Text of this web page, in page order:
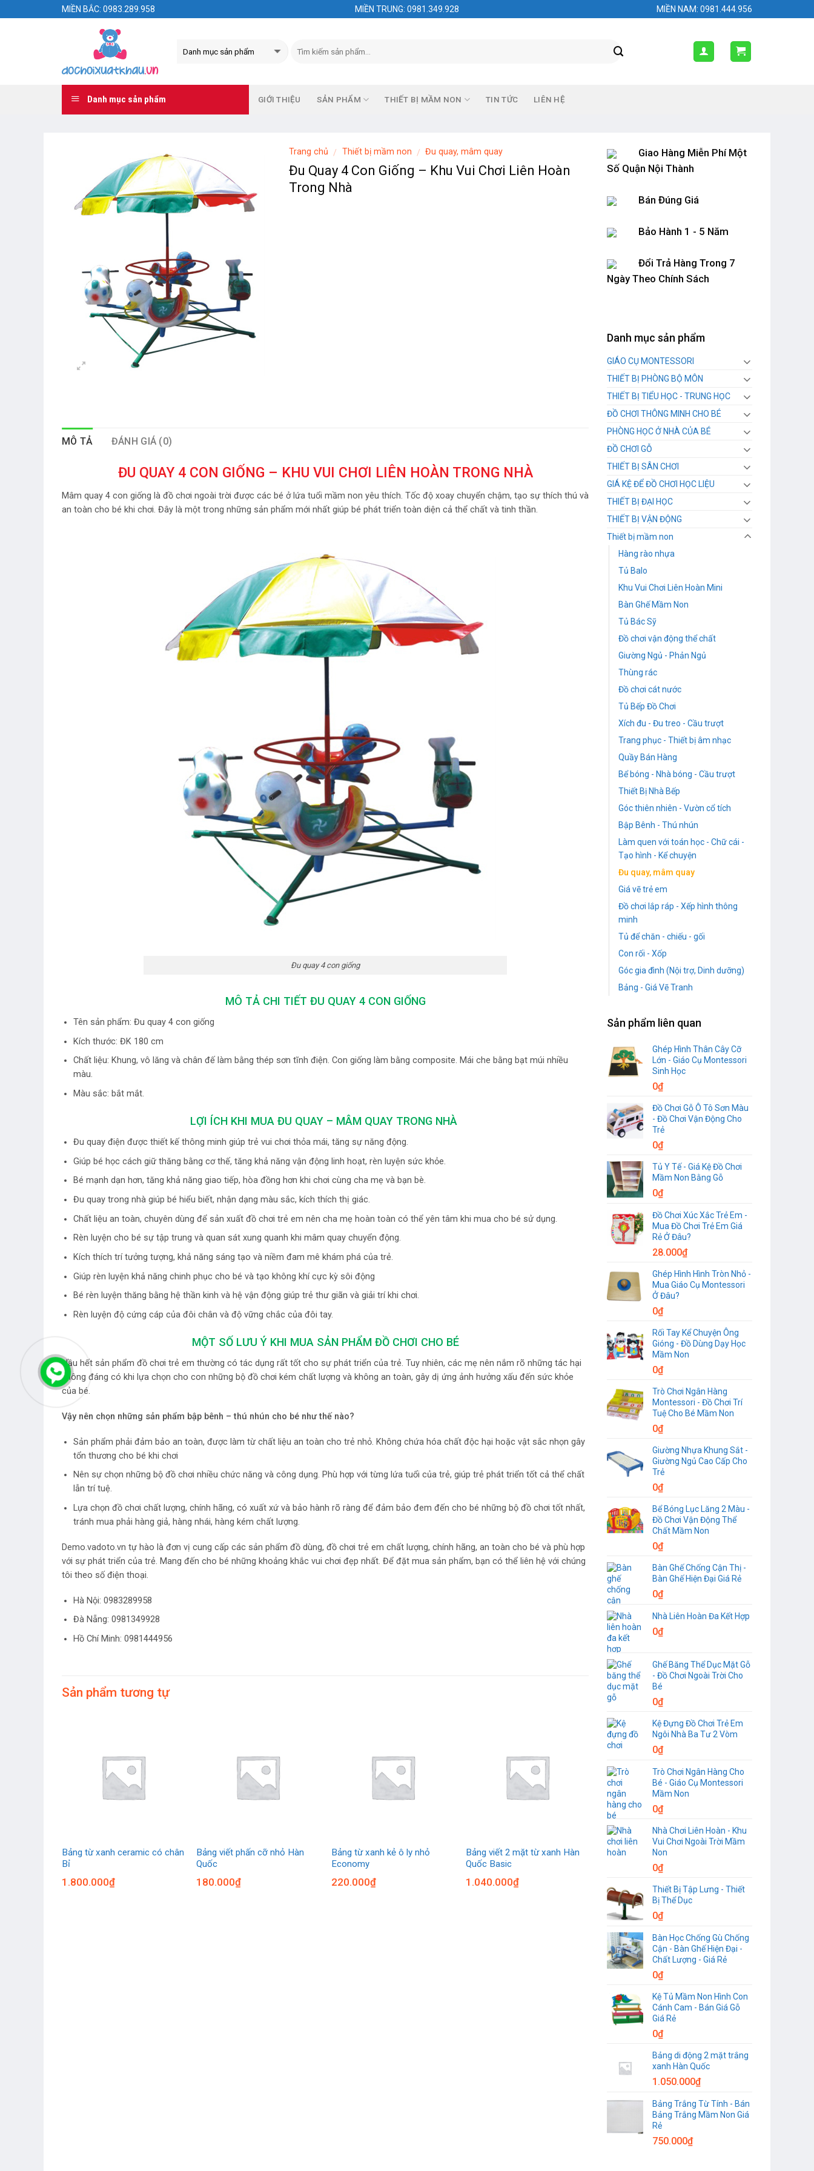
MIỀN BẮC: 0983.289.958 MIỀN TRUNG: 0981.349.928 MIỀN NAM: 0981.444.956
Danh mục sản phẩm GIỚI THIỆU SẢN PHẨM THIẾT BỊ MẦM NON TIN TỨC LIÊN HỆ
Trang chủ / Thiết bị mầm non / Đu quay, mâm quay
Đu Quay 4 Con Giống – Khu Vui Chơi Liên Hoàn
Trong Nhà
MÔ TẢ ĐÁNH GIÁ (0)
ĐU QUAY 4 CON GIỐNG – KHU VUI CHƠI LIÊN HOÀN TRONG NHÀ
Mâm quay 4 con giống là đồ chơi ngoài trời được các bé ở lứa tuổi mầm non yêu thích. Tốc độ xoay chuyển chậm, tạo sự thích thú và
an toàn cho bé khi chơi. Đây là một trong những sản phẩm mới nhất giúp bé phát triển toàn diện cả thể chất và tinh thần.
Đu quay 4 con giống
MÔ TẢ CHI TIẾT ĐU QUAY 4 CON GIỐNG
Tên sản phẩm: Đu quay 4 con giống
Kích thước: ĐK 180 cm
Chất liệu: Khung, vô lăng và chân đế làm bằng thép sơn tĩnh điện. Con giống làm bằng composite. Mái che bằng bạt múi nhiều
màu.
Màu sắc: bắt mắt.
LỢI ÍCH KHI MUA ĐU QUAY – MÂM QUAY TRONG NHÀ
Đu quay điện được thiết kế thông minh giúp trẻ vui chơi thỏa mái, tăng sự năng động.
Giúp bé học cách giữ thăng bằng cơ thế, tăng khả năng vận động linh hoạt, rèn luyện sức khỏe.
Bé mạnh dạn hơn, tăng khả năng giao tiếp, hòa đồng hơn khi chơi cùng cha mẹ và bạn bè.
Đu quay trong nhà giúp bé hiểu biết, nhận dạng màu sắc, kích thích thị giác.
Chất liệu an toàn, chuyên dùng để sản xuất đồ chơi trẻ em nên cha mẹ hoàn toàn có thể yên tâm khi mua cho bé sử dụng.
Rèn luyện cho bé sự tập trung và quan sát xung quanh khi mâm quay chuyển động.
Kích thích trí tưởng tượng, khả năng sáng tạo và niềm đam mê khám phá của trẻ.
Giúp rèn luyện khả năng chinh phục cho bé và tạo không khí cực kỳ sôi động
Bé rèn luyện thăng bằng hệ thần kinh và hệ vận động giúp trẻ thư giãn và giải trí khi chơi.
Rèn luyện độ cứng cáp của đôi chân và độ vững chắc của đôi tay.
MỘT SỐ LƯU Ý KHI MUA SẢN PHẨM ĐỒ CHƠI CHO BÉ
Hầu hết sản phẩm đồ chơi trẻ em thường có tác dụng rất tốt cho sự phát triển của trẻ. Tuy nhiên, các mẹ nên nắm rõ những tác hại
không đáng có khi lựa chọn cho con những bộ đồ chơi kém chất lượng và không an toàn, gây dị ứng ảnh hưởng xấu đến sức khỏe
của bé.
Vậy nên chọn những sản phẩm bập bênh – thú nhún cho bé như thế nào?
Sản phẩm phải đảm bảo an toàn, được làm từ chất liệu an toàn cho trẻ nhỏ. Không chứa hóa chất độc hại hoặc vật sắc nhọn gây
tổn thương cho bé khi chơi
Nên sự chọn những bộ đồ chơi nhiều chức năng và công dụng. Phù hợp với từng lứa tuổi của trẻ, giúp trẻ phát triển tốt cả thể chất
lẫn trí tuệ.
Lựa chọn đồ chơi chất lượng, chính hãng, có xuất xứ và bảo hành rõ ràng để đảm bảo đem đến cho bé những bộ đồ chơi tốt nhất,
tránh mua phải hàng giả, hàng nhái, hàng kém chất lượng.
Demo.vadoto.vn tự hào là đơn vị cung cấp các sản phẩm đồ dùng, đồ chơi trẻ em chất lượng, chính hãng, an toàn cho bé và phù hợp
với sự phát triển của trẻ. Mang đến cho bé những khoảng khắc vui chơi đẹp nhất. Để đặt mua sản phẩm, bạn có thể liên hệ với chúng
tôi theo số điện thoại.
Hà Nội: 0983289958
Đà Nẵng: 0981349928
Hồ Chí Minh: 0981444956
Sản phẩm tương tự
Bảng từ xanh ceramic có chân
Bỉ
1.800.000₫
Bảng viết phấn cỡ nhỏ Hàn
Quốc
180.000₫
Bảng từ xanh kẻ ô ly nhỏ
Economy
220.000₫
Bảng viết 2 mặt từ xanh Hàn
Quốc Basic
1.040.000₫
Giao Hàng Miễn Phí Một
Số Quận Nội Thành
Bán Đúng Giá
Bảo Hành 1 - 5 Năm
Đổi Trả Hàng Trong 7
Ngày Theo Chính Sách
Danh mục sản phẩm
GIÁO CỤ MONTESSORI
THIẾT BỊ PHÒNG BỘ MÔN
THIẾT BỊ TIỂU HỌC - TRUNG HỌC
ĐỒ CHƠI THÔNG MINH CHO BÉ
PHÒNG HỌC Ở NHÀ CỦA BÉ
ĐỒ CHƠI GỖ
THIẾT BỊ SÂN CHƠI
GIÁ KỆ ĐỂ ĐỒ CHƠI HỌC LIỆU
THIẾT BỊ ĐẠI HỌC
THIẾT BỊ VẬN ĐỘNG
Thiết bị mầm non
Hàng rào nhựa
Tủ Balo
Khu Vui Chơi Liên Hoàn Mini
Bàn Ghế Mầm Non
Tủ Bác Sỹ
Đồ chơi vận động thể chất
Giường Ngủ - Phản Ngủ
Thùng rác
Đồ chơi cát nước
Tủ Bếp Đồ Chơi
Xích đu - Đu treo - Cầu trượt
Trang phục - Thiết bị âm nhạc
Quầy Bán Hàng
Bể bóng - Nhà bóng - Cầu trượt
Thiết Bị Nhà Bếp
Góc thiên nhiên - Vườn cổ tích
Bập Bênh - Thú nhún
Làm quen với toán học - Chữ cái -
Tạo hình - Kể chuyện
Đu quay, mâm quay
Giá vẽ trẻ em
Đồ chơi lắp ráp - Xếp hình thông
minh
Tủ để chăn - chiếu - gối
Con rối - Xốp
Góc gia đình (Nội trợ, Dinh dưỡng)
Bảng - Giá Vẽ Tranh
Sản phẩm liên quan
Ghép Hình Thân Cây Cỡ
Lớn - Giáo Cụ Montessori
Sinh Học
0₫
Đồ Chơi Gỗ Ô Tô Sơn Màu
- Đồ Chơi Vận Động Cho
Trẻ
0₫
Tủ Y Tế - Giá Kệ Đồ Chơi
Mầm Non Bằng Gỗ
0₫
Đồ Chơi Xúc Xắc Trẻ Em -
Mua Đồ Chơi Trẻ Em Giá
Rẻ Ở Đâu?
28.000₫
Ghép Hình Hình Tròn Nhỏ -
Mua Giáo Cụ Montessori
Ở Đâu?
0₫
Rối Tay Kể Chuyện Ông
Gióng - Đồ Dùng Dạy Học
Mầm Non
0₫
Trò Chơi Ngân Hàng
Montessori - Đồ Chơi Trí
Tuệ Cho Bé Mầm Non
0₫
Giường Nhựa Khung Sắt -
Giường Ngủ Cao Cấp Cho
Trẻ
0₫
Bể Bóng Lục Lăng 2 Màu -
Đồ Chơi Vận Động Thể
Chất Mầm Non
0₫
Bàn Ghế Chống Cận Thị -
Bàn Ghế Hiện Đại Giá Rẻ
0₫
Nhà Liên Hoàn Đa Kết Hợp
0₫
Ghế Băng Thể Dục Mặt Gỗ
- Đồ Chơi Ngoài Trời Cho
Bé
0₫
Kệ Đựng Đồ Chơi Trẻ Em
Ngôi Nhà Ba Tư 2 Vòm
0₫
Trò Chơi Ngân Hàng Cho
Bé - Giáo Cụ Montessori
Mầm Non
0₫
Nhà Chơi Liên Hoàn - Khu
Vui Chơi Ngoài Trời Mầm
Non
0₫
Thiết Bị Tập Lưng - Thiết
Bị Thể Dục
0₫
Bàn Học Chống Gù Chống
Cận - Bàn Ghế Hiện Đại -
Chất Lượng - Giá Rẻ
0₫
Kệ Tủ Mầm Non Hình Con
Cánh Cam - Bán Giá Gỗ
Giá Rẻ
0₫
Bảng di động 2 mặt trắng
xanh Hàn Quốc
1.050.000₫
Bảng Trắng Từ Tính - Bán
Bảng Trắng Mầm Non Giá
Rẻ
750.000₫